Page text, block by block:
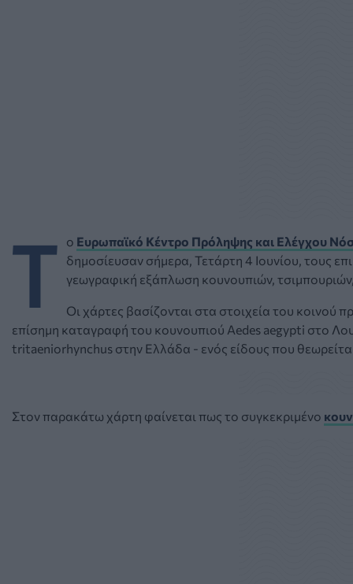
Τ ο Ευρωπαϊκό Κέντρο Πρόληψης και Ελέγχου
δημοσίευσαν σήμερα, Τετάρτη 4 Ιουνίου, τους
γεωγραφική εξάπλωση κουνουπιών,
Οι χάρτες βασίζονται στα στοιχεία του κοινού
επίσημη καταγραφή του κουνουπιού Aedes aegypti στο
tritaeniorhynchus στην Ελλάδα - ενός είδους που
Στον παρακάτω χάρτη φαίνεται πως το συγκεκριμένο